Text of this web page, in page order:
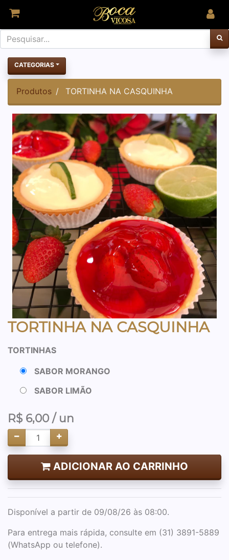
CATEGORIAS
Produtos TORTINHA NA CASQUINHA
TORTINHA NA CASQUINHA
TORTINHAS
SABOR MORANGO
SABOR LIMÃO
R$ 6,00 / un
ADICIONAR AO CARRINHO
Disponível a partir de 09/08/26 às 08:00.
Para entrega mais rápida, consulte em (31) 3891-5889
(WhatsApp ou telefone).